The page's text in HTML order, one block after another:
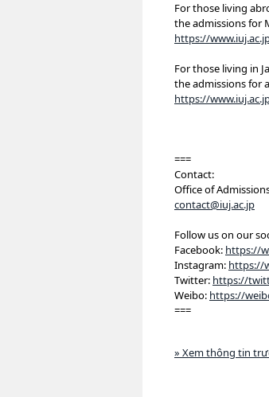
For those living
the admissions for
https://
For those living in
the admissions for
https://
===
Contact:
Office of
contact@iuj.ac.jp
Follow us on our
Facebook: https://
Instagram: https://
Twitter: https://
Weibo: https://
===
» Xem thông tin